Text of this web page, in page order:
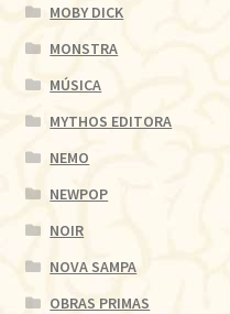
MOBY DICK
MONSTRA
MÚSICA
MYTHOS EDITORA
NEMO
NEWPOP
NOIR
NOVA SAMPA
OBRAS PRIMAS